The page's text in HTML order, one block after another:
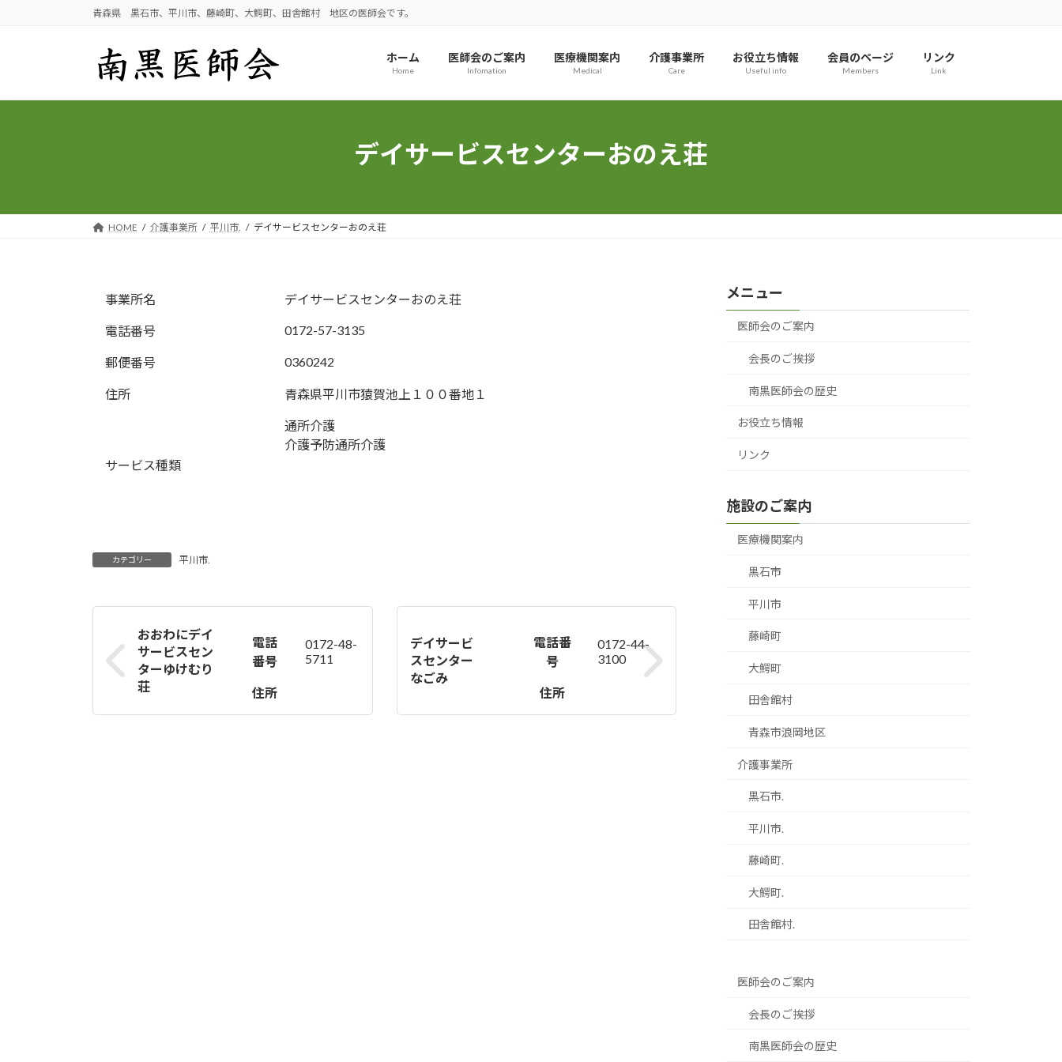
へ
ョ
青森県 黒石市、平川市、藤崎町、大鰐町、田舎館村 地区の医師会です。
ホーム
Home
医師会のご案内
Infomation
医療機関案内
Medical
介護事業所
Care
お役立ち情報
Useful info
会員のページ
Members
リンク
Link
デイサービスセンターおのえ荘
HOME 介護事業所 平川市. デイサービスセンターおのえ荘
事業所名 デイサービスセンターおのえ荘
電話番号 0172-57-3135
郵便番号 0360242
住所 青森県平川市猿賀池上１００番地１
サービス種類
通所介護
介護予防通所介護
カテゴリー 平川市.
おおわにデイ
サービスセン
ターゆけむり
荘
電話
番号
0172-48-
5711
住所
デイサービ
スセンター
なごみ
電話番
号
0172-44-
3100
住所
メニュー
医師会のご案内
会長のご挨拶
南黒医師会の歴史
お役立ち情報
リンク
施設のご案内
医療機関案内
黒石市
平川市
藤崎町
大鰐町
田舎館村
青森市浪岡地区
介護事業所
黒石市.
平川市.
藤崎町.
大鰐町.
田舎館村.
医師会のご案内
会長のご挨拶
南黒医師会の歴史